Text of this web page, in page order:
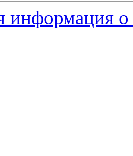
информация о